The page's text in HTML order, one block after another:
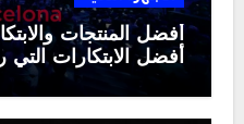
أفضل الابتكارات التي